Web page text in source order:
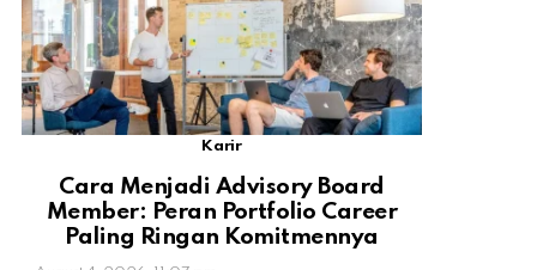
Karir
Cara Menjadi Advisory Board
Member: Peran Portfolio Career
Paling Ringan Komitmennya